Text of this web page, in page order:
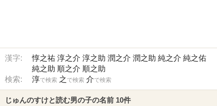
漢字: 惇之祐 淳之介 淳之助 潤之介 潤之助 純之介 純之佑
純之助 順之介 順之助
検索:
淳で検索 之 で検索 介で検索
じゅんのすけと読む男の子の名前 10件